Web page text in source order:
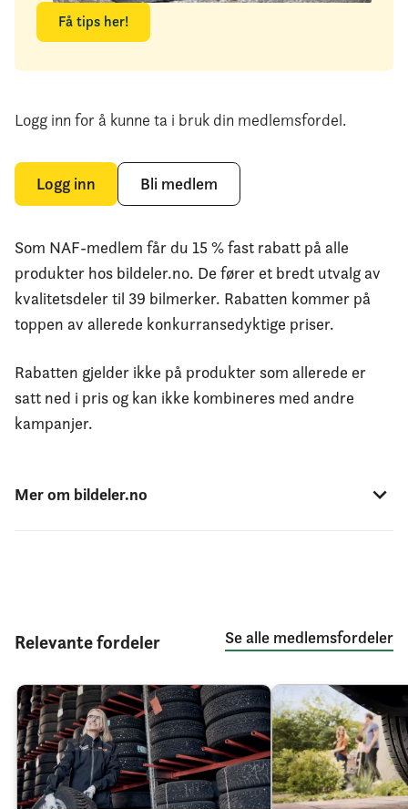
Få tips her!
Logg inn for å kunne ta i bruk din medlemsfordel.
Logg inn Bli medlem
Som NAF-medlem får du 15 % fast rabatt på alle
produkter hos bildeler.no. De fører et bredt utvalg av
kvalitetsdeler til 39 bilmerker. Rabatten kommer på
toppen av allerede konkurransedyktige priser.
Rabatten gjelder ikke på produkter som allerede er
satt ned i pris og kan ikke kombineres med andre
kampanjer.
Mer om bildeler.no
Relevante fordeler Se alle medlemsfordeler